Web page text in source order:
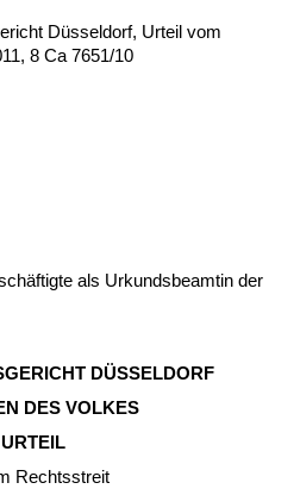
Düsseldorf, Urteil vom
8 Ca 7651/10
als Ur­kunds­be­am­tin der
DÜSSEL­DORF
DES VOL­KES
UR­TEIL
Rechts­streit